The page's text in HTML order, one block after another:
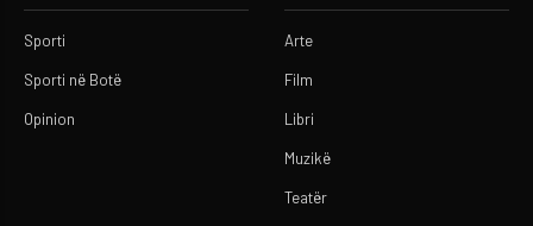
Sporti
Sporti në Botë
Opinion
Arte
Film
Libri
Muzikë
Teatër